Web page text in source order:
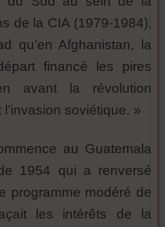
de la CIA (1979-1984),
qu’en Afghanistan, la
financé les pires
avant la révolution
soviétique. »
au Guatemala
1954 qui a renversé
programme modéré de
les intérêts de la